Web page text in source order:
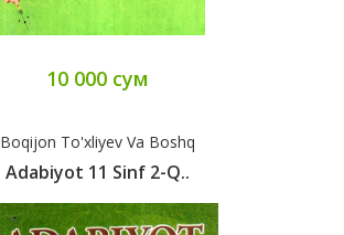
10 000 сум
Boqijon To'xliyev Va Boshq
Adabiyot 11 Sinf 2-Q..